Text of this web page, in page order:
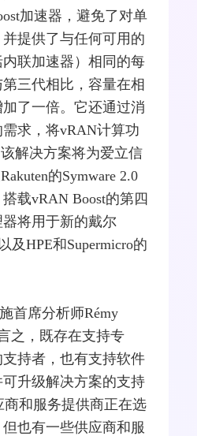
加速器，避免了对单
提供了与任何可用的
联加速器）相同的每
三代相比，容量在相
了一倍。它还通过消
求，将vRAN计算功
解决方案将为爱立信
的Symware 2.0
载vRAN Boost的第四
将用于新的戴尔
及HPE和Supermicro的
首席分析师Rémy
之，既存在支持专
持者，也有支持软件
升级解决方案的支持
和服务提供商正在选
也有一些供应商和服